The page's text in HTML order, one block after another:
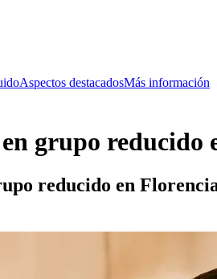
Aspectos destacadosMás información
grupo reducido
reducido en